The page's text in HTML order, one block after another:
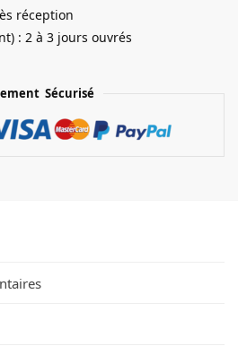
réception
: 2 à 3 jours ouvrés
Sécurisé